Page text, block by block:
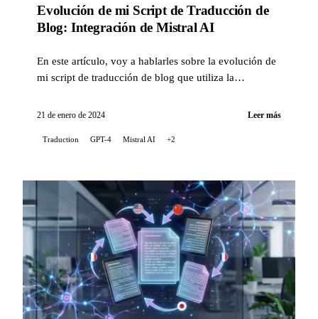
Evolución de mi Script de Traducción de
Blog: Integración de Mistral AI
En este artículo, voy a hablarles sobre la evolución de
mi script de traducción de blog que utiliza la
tecnología Mistral AI...
21 de enero de 2024 Leer más
Traduction GPT-4 Mistral AI +2